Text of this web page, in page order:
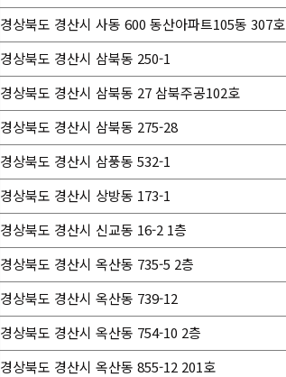
경상북도 경산시 사동 600 동산아파트105동 307호
경상북도 경산시 삼북동 250-1
경상북도 경산시 삼북동 27 삼북주공102호
경상북도 경산시 삼북동 275-28
경상북도 경산시 삼풍동 532-1
경상북도 경산시 상방동 173-1
경상북도 경산시 신교동 16-2 1층
경상북도 경산시 옥산동 735-5 2층
경상북도 경산시 옥산동 739-12
경상북도 경산시 옥산동 754-10 2층
경상북도 경산시 옥산동 855-12 201호